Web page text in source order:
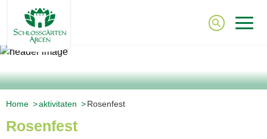
Home Aktivitaten Rosenfest
Rosenfest